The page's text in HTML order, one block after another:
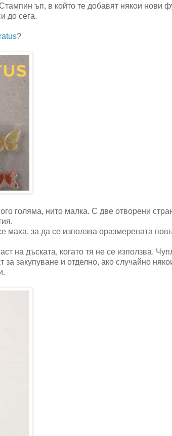
ъп, в който те добавят някои нови
до сега.
?
голяма, нито малка. С две отворени
маха, за да се използва оразмерената
на дъската, когато тя не се използва.
закупуване и отделно, ако случайно